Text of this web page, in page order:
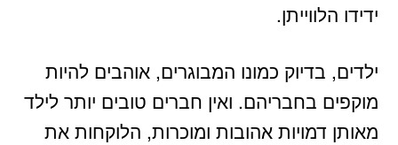
ידידו הלווייתן.
ילדים, בדיוק כמונו המבוגרים, אוהבים להיות
מוקפים בחבריהם. ואין חברים טובים יותר לילד
מאותן דמויות אהובות ומוכרות, הלוקחות את